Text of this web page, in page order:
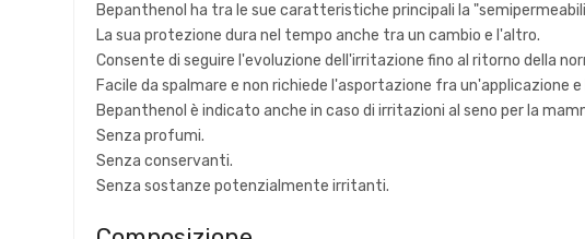
Bepanthenol ha tra le sue caratteristiche principali la
La sua protezione dura nel tempo anche tra un cambio e l'altro.
Consente di seguire l'evoluzione dell'irritazione fino al ritorno della
Facile da spalmare e non richiede l'asportazione fra un'applicazione
Bepanthenol è indicato anche in caso di irritazioni al seno per la
Senza profumi.
Senza conservanti.
Senza sostanze potenzialmente irritanti.